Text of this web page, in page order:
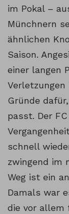
im Pokal –
Münchnern
ähnlichen
Saison.
einer langen
Gründe
passt. Der
schnell
zwingend im
Weg ist ein
Damals war
die vor allem